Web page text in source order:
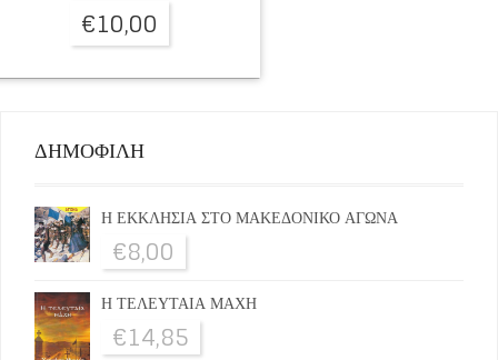
€10,00
ΔΗΜΟΦΙΛΗ
Η ΕΚΚΛΗΣΙΑ ΣΤΟ ΜΑΚΕΔΟΝΙΚΟ ΑΓΩΝΑ
€8,00
Η ΤΕΛΕΥΤΑΙΑ ΜΑΧΗ
€14,85